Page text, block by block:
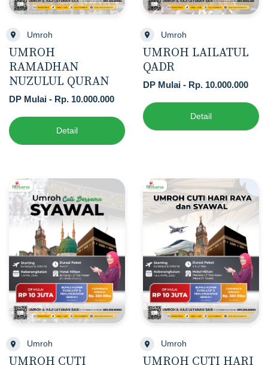
Umroh
UMROH
RAMADHAN
NUZULUL QURAN
DP Mulai - Rp. 10.000.000
Detail
Umroh
UMROH LAILATUL
QADR
DP Mulai - Rp. 10.000.000
Detail
Umroh
UMROH CUTI
Umroh
UMROH CUTI HARI